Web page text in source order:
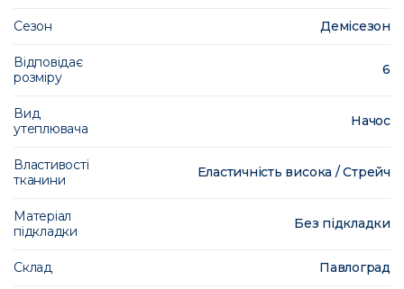
Сезон Демісезон
Відповідає
розміру
6
Вид
утеплювача
Начос
Властивості
тканини
Еластичність висока / Стрейч
Матеріал
підкладки
Без підкладки
Склад Павлоград